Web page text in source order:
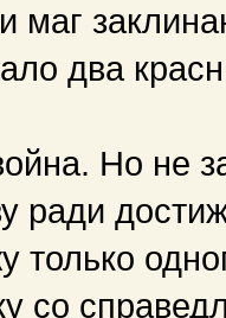
маг
два
Но не
ради
только
со